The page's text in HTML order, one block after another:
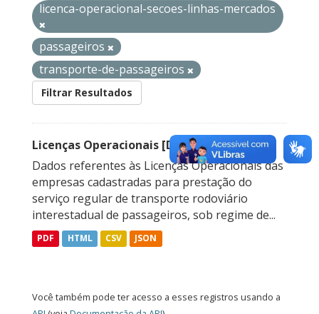
licenca-operacional-secoes-linhas-mercados
passageiros
transporte-de-passageiros
Filtrar Resultados
Licenças Operacionais [Descontinuado]
Dados referentes às Licenças Operacionais das
empresas cadastradas para prestação do
serviço regular de transporte rodoviário
interestadual de passageiros, sob regime de...
PDF HTML CSV JSON
Você também pode ter acesso a esses registros usando a